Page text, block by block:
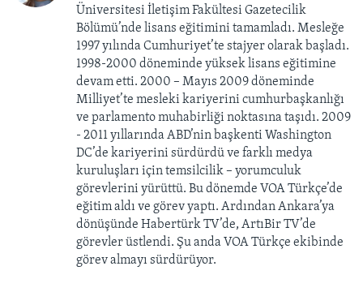
Üniversitesi İletişim Fakültesi Gazetecilik
Bölümü’nde lisans eğitimini tamamladı. Mesleğe
1997 yılında Cumhuriyet’te stajyer olarak başladı.
1998-2000 döneminde yüksek lisans eğitimine
devam etti. 2000 – Mayıs 2009 döneminde
Milliyet’te mesleki kariyerini cumhurbaşkanlığı
ve parlamento muhabirliği noktasına taşıdı. 2009
- 2011 yıllarında ABD’nin başkenti Washington
DC’de kariyerini sürdürdü ve farklı medya
kuruluşları için temsilcilik – yorumculuk
görevlerini yürüttü. Bu dönemde VOA Türkçe’de
eğitim aldı ve görev yaptı. Ardından Ankara’ya
dönüşünde Habertürk TV’de, ArtıBir TV’de
görevler üstlendi. Şu anda VOA Türkçe ekibinde
görev almayı sürdürüyor.